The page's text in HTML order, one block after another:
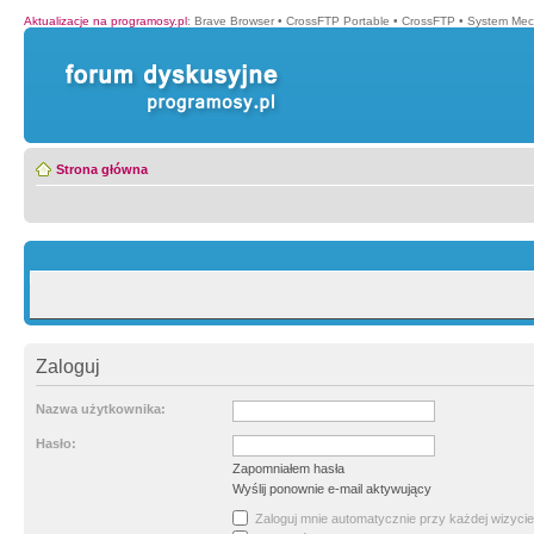
Aktualizacje na programosy.pl: Brave Browser • CrossFTP Portable • CrossFTP • System
Strona główna
Zaloguj
Nazwa użytkownika:
Hasło:
Zapomniałem hasła
Wyślij ponownie e-mail aktywujący
Zaloguj mnie automatycznie przy każdej wizycie